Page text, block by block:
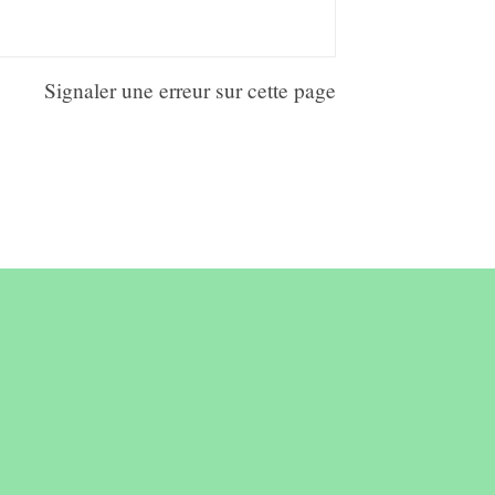
Signaler une erreur sur cette page